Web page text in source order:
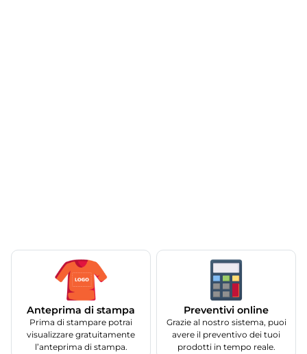
Anteprima di stampa
Prima di stampare potrai
visualizzare gratuitamente
l’anteprima di stampa.
Preventivi online
Grazie al nostro sistema, puoi
avere il preventivo dei tuoi
prodotti in tempo reale.